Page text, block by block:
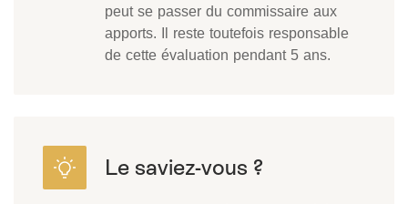
peut se passer du commissaire aux
apports. Il reste toutefois responsable
de cette évaluation pendant 5 ans.